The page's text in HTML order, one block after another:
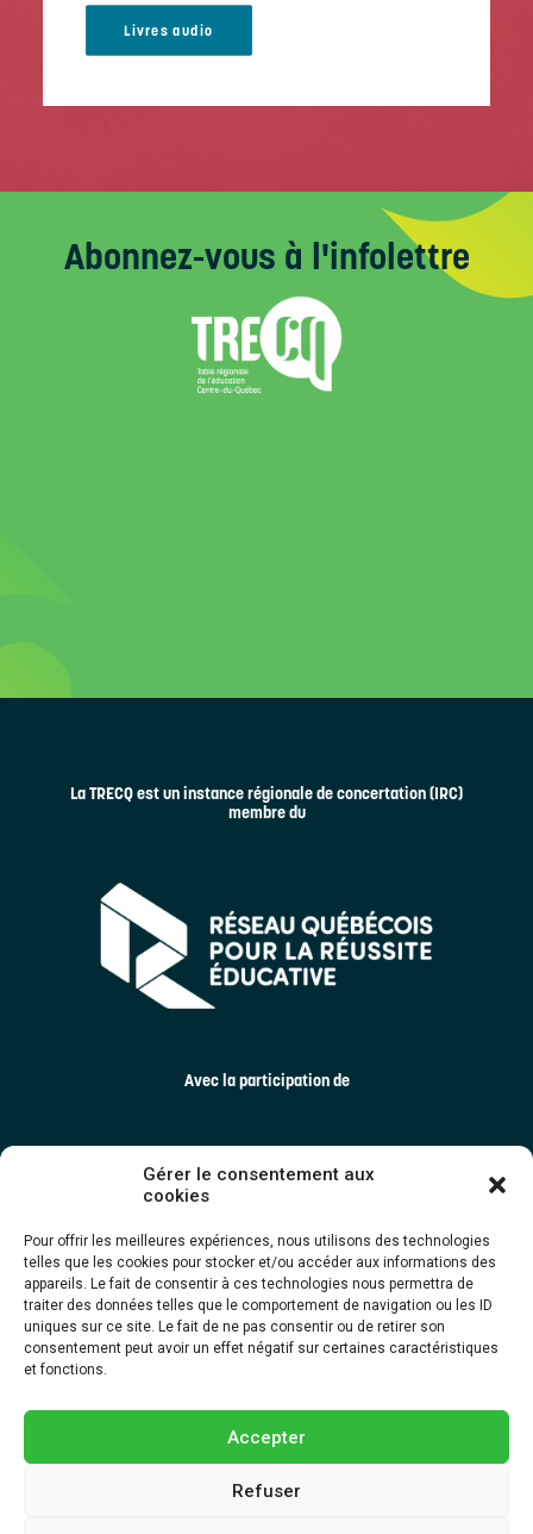
Gérer le consentement aux
cookies
Pour offrir les meilleures expériences, nous utilisons des technologies
telles que les cookies pour stocker et/ou accéder aux informations des
appareils. Le fait de consentir à ces technologies nous permettra de
traiter des données telles que le comportement de navigation ou les ID
uniques sur ce site. Le fait de ne pas consentir ou de retirer son
consentement peut avoir un effet négatif sur certaines caractéristiques
et fonctions.
Accepter
Refuser
Livres audio
Abonnez-vous à l'infolettre
La TRECQ est un instance régionale de concertation (IRC)
membre du
Avec la participation de